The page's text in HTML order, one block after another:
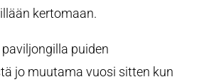
kertomaan.
puiden
jo muutama vuosi sitten kun